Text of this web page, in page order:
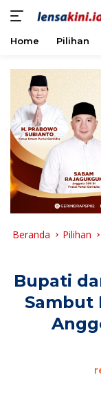
konten
Home Pilihan
Beranda Pilihan
Bupati
Sambut